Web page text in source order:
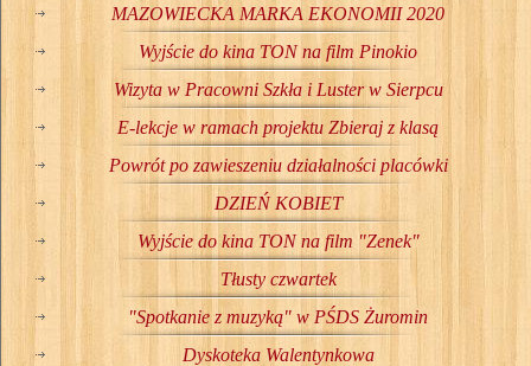
MAZOWIECKA MARKA EKONOMII 2020
Wyjście do kina TON na film Pinokio
Wizyta w Pracowni Szkła i Luster w Sierpcu
E-lekcje w ramach projektu Zbieraj z klasą
Powrót po zawieszeniu działalności placówki
DZIEŃ KOBIET
Wyjście do kina TON na film "Zenek"
Tłusty czwartek
"Spotkanie z muzyką" w PŚDS Żuromin
Dyskoteka Walentynkowa